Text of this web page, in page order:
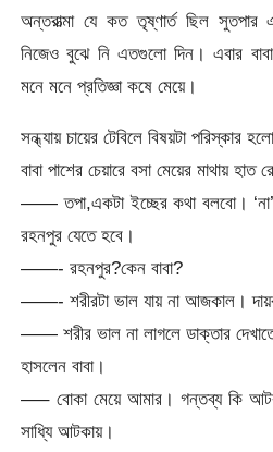
অন্তরাত্মা যে কত তৃষ্ণার্ত ছিল
নিজেও বুঝে নি এতগুলো দিন। এবার
মনে মনে প্রতিজ্ঞা কষে মেয়ে।
সন্ধ্যায় চায়ের টেবিলে বিষয়টা পরিস্কার
বাবা পাশের চেয়ারে বসা মেয়ের মাথায় হাত
—— তপা,একটা ইচ্ছের কথা বলবো।
রহনপুর যেতে হবে।
——- রহনপুর?কেন বাবা?
——- শরীরটা ভাল যায় না আজকাল।
—— শরীর ভাল না লাগলে ডাক্তার
হাসলেন বাবা।
—– বোকা মেয়ে আমার। গন্তব্য কি
সাধ্যি আটকায়।